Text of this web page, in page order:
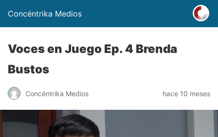
Concéntrika Medios
Voces en Juego Ep. 4 Brenda
Bustos
Concéntrika Medios hace 10 meses